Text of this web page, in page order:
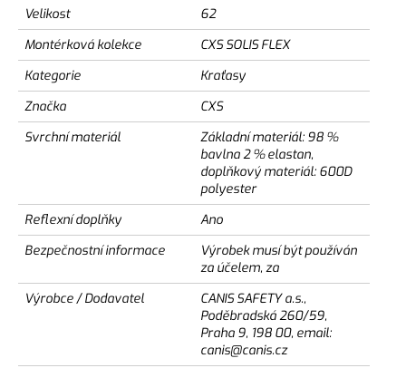
Velikost
62
Montérková kolekce
CXS SOLIS FLEX
Kategorie
Kraťasy
Značka
CXS
Svrchní materiál
Základní materiál: 98 %
bavlna 2 % elastan,
doplňkový materiál: 600D
polyester
Reflexní doplňky
Ano
Bezpečnostní informace
Výrobek musí být používán
za účelem, za
Výrobce / Dodavatel
CANIS SAFETY a.s.,
Poděbradská 260/59,
Praha 9, 198 00, email:
canis@canis.cz